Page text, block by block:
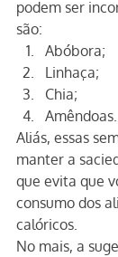
podem ser
são:
Abóbora;
Linhaça;
Chia;
Amêndoas.
Aliás, essas
manter a
que evita que
consumo dos
calóricos.
No mais, a